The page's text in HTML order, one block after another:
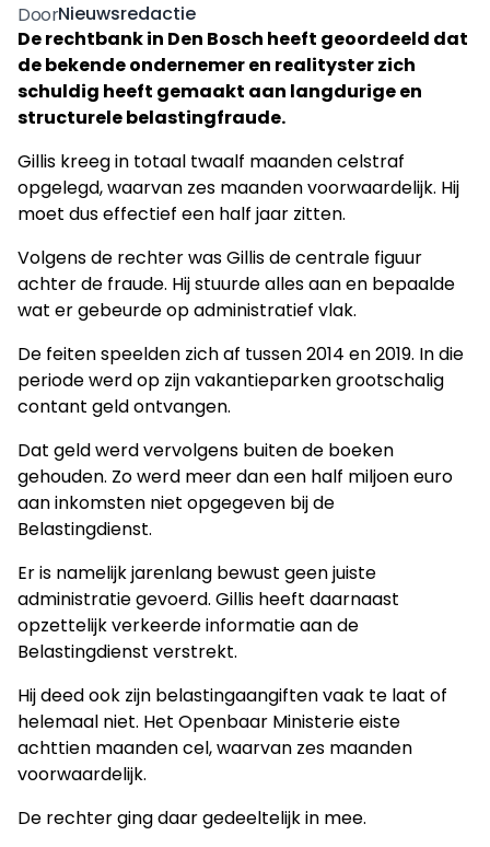
DoorNieuwsredactie
De rechtbank in Den Bosch heeft geoordeeld dat
de bekende ondernemer en realityster zich
schuldig heeft gemaakt aan langdurige en
structurele belastingfraude.
Gillis kreeg in totaal twaalf maanden celstraf
opgelegd, waarvan zes maanden voorwaardelijk. Hij
moet dus effectief een half jaar zitten.
Volgens de rechter was Gillis de centrale figuur
achter de fraude. Hij stuurde alles aan en bepaalde
wat er gebeurde op administratief vlak.
De feiten speelden zich af tussen 2014 en 2019. In die
periode werd op zijn vakantieparken grootschalig
contant geld ontvangen.
Dat geld werd vervolgens buiten de boeken
gehouden. Zo werd meer dan een half miljoen euro
aan inkomsten niet opgegeven bij de
Belastingdienst.
Er is namelijk jarenlang bewust geen juiste
administratie gevoerd. Gillis heeft daarnaast
opzettelijk verkeerde informatie aan de
Belastingdienst verstrekt.
Hij deed ook zijn belastingaangiften vaak te laat of
helemaal niet. Het Openbaar Ministerie eiste
achttien maanden cel, waarvan zes maanden
voorwaardelijk.
De rechter ging daar gedeeltelijk in mee.